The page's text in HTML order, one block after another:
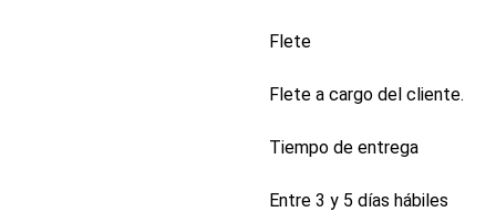
Flete
Flete a cargo del cliente.
Tiempo de entrega
Entre 3 y 5 días hábiles